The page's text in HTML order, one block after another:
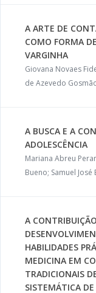
A ARTE DE
COMO FORMA
VARGINHA
Giovana Novaes
de Azevedo
A BUSCA E A
ADOLESCÊNCIA
Mariana Abreu
Bueno; Samuel
A
HABILIDADES
MEDICINA EM
TRADICIONAIS
SISTEMÁTICA